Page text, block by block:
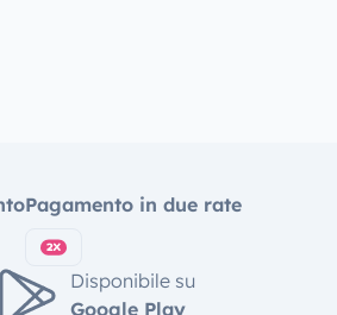
Pagamento in due rate
Disponibile su
Google Play